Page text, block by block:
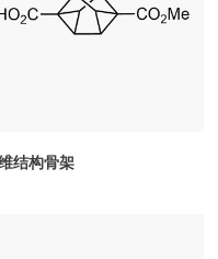
结构骨架